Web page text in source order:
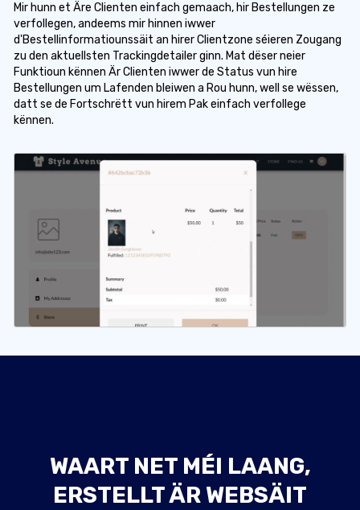
Mir hunn et Äre Clienten einfach gemaach, hir Bestellungen ze
verfollegen, andeems mir hinnen iwwer
d'Bestellinformatiounssäit an hirer Clientzone séieren Zougang
zu den aktuellsten Trackingdetailer ginn. Mat dëser neier
Funktioun kënnen Är Clienten iwwer de Status vun hire
Bestellungen um Lafenden bleiwen a Rou hunn, well se wëssen,
datt se de Fortschrëtt vun hirem Pak einfach verfollege
kënnen.
WAART NET MÉI LAANG,
ERSTELLT ÄR WEBSÄIT